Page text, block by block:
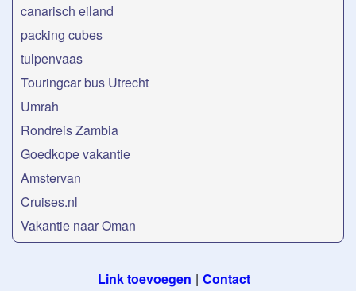
canarisch eiland
packing cubes
tulpenvaas
Touringcar bus Utrecht
Umrah
Rondreis Zambia
Goedkope vakantie
Amstervan
Cruises.nl
Vakantie naar Oman
Link toevoegen Contact